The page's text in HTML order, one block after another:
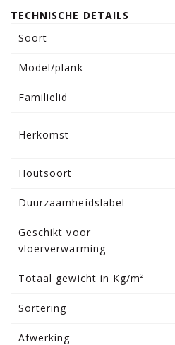
TECHNISCHE DETAILS
Soort
Model/plank
Familielid
Herkomst
Houtsoort
Duurzaamheidslabel
Geschikt voor
vloerverwarming
Totaal gewicht in Kg/m²
Sortering
Afwerking